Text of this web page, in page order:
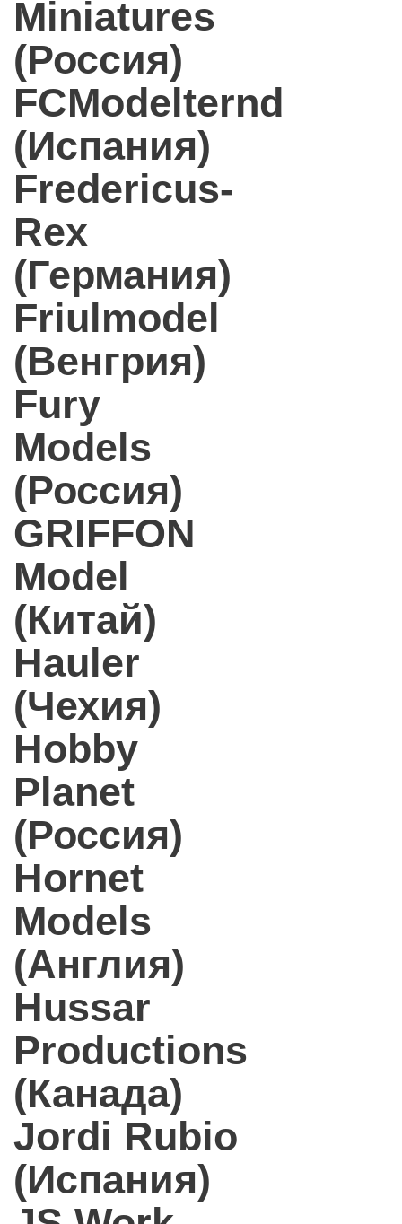
Miniatures
(Россия)
FCModelternd
(Испания)
Fredericus-
Rex
(Германия)
Friulmodel
(Венгрия)
Fury
Models
(Россия)
GRIFFON
Model
(Китай)
Hauler
(Чехия)
Hobby
Planet
(Россия)
Hornet
Models
(Англия)
Hussar
Productions
(Канада)
Jordi Rubio
(Испания)